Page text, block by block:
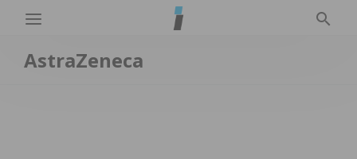
AstraZeneca